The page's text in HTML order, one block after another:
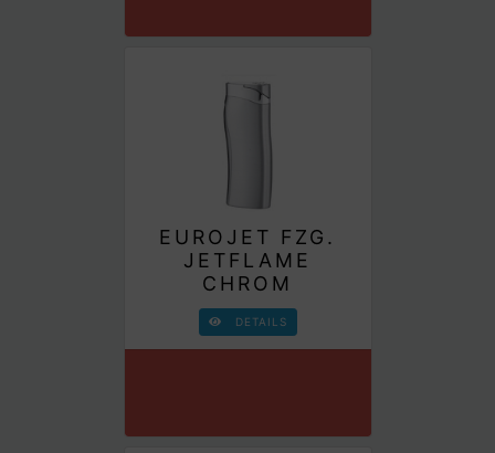
EUROJET FZG.
JETFLAME
CHROM
DETAILS